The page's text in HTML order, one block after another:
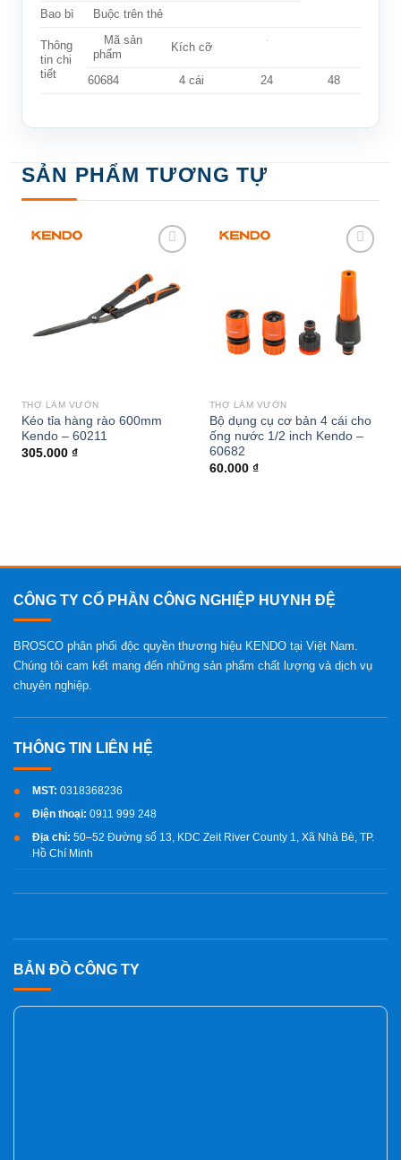
Bao bì Buộc trên thẻ
Thông
tin chi
tiết
Mã sản
phẩm
Kích cỡ
60684 4 cái 24 48
SẢN PHẨM TƯƠNG TỰ
wishlist
THỢ LÀM VƯỜN
Kéo tỉa hàng rào 600mm
Kendo – 60211
305.000 ₫
wishlist
THỢ LÀM VƯỜN
Bộ dụng cụ cơ bản 4 cái cho
ống nước 1/2 inch Kendo –
60682
60.000 ₫
BẢN ĐỒ CÔNG TY
CÔNG TY CỔ PHẦN CÔNG NGHIỆP HUYNH ĐỆ
BROSCO phân phối độc quyền thương hiệu KENDO tại Việt Nam.
Chúng tôi cam kết mang đến những sản phẩm chất lượng và dịch vụ
chuyên nghiệp.
MST: 0318368236
Điện thoại: 0911 999 248
Địa chỉ: 50–52 Đường số 13, KDC Zeit River County 1, Xã Nhà Bè, TP.
Hồ Chí Minh